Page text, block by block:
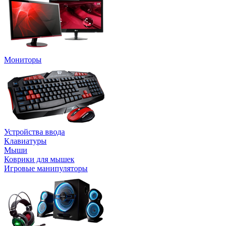
Мониторы
Устройства ввода
Клавиатуры
Мыши
Коврики для мышек
Игровые манипуляторы